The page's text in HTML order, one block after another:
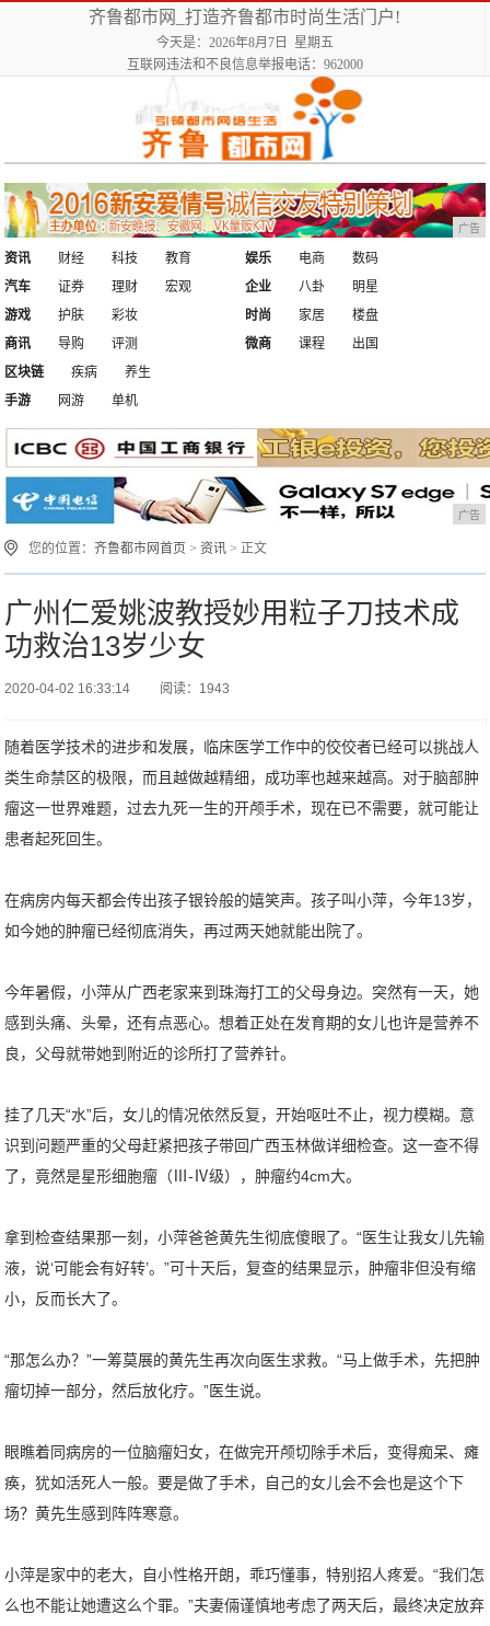
齐鲁都市网_打造齐鲁都市时尚生活门户!
今天是：2026年8月7日 星期五
互联网违法和不良信息举报电话：962000
广告
资讯 财经 科技
教育
汽车
证券 理财 宏观
娱乐 电商
数码
企业
八卦
明星
游戏
护肤
彩妆
商讯
导购 评测
时尚 家居
楼盘
微商
课程
出国
区块链
疾病
养生
手游
网游 单机
广告
您的位置：齐鲁都市网首页 >资讯 > 正文
广州仁爱姚波教授妙用粒子刀技术成
功救治13岁少女
2020-04-02 16:33:14 阅读：1943
随着医学技术的进步和发展，临床医学工作中的佼佼者已经可以挑战人
类生命禁区的极限，而且越做越精细，成功率也越来越高。对于脑部肿
瘤这一世界难题，过去九死一生的开颅手术，现在已不需要，就可能让
患者起死回生。
在病房内每天都会传出孩子银铃般的嬉笑声。孩子叫小萍，今年13岁，
如今她的肿瘤已经彻底消失，再过两天她就能出院了。
今年暑假，小萍从广西老家来到珠海打工的父母身边。突然有一天，她
感到头痛、头晕，还有点恶心。想着正处在发育期的女儿也许是营养不
良，父母就带她到附近的诊所打了营养针。
挂了几天“水”后，女儿的情况依然反复，开始呕吐不止，视力模糊。意
识到问题严重的父母赶紧把孩子带回广西玉林做详细检查。这一查不得
了，竟然是星形细胞瘤（Ⅲ-Ⅳ级），肿瘤约4cm大。
拿到检查结果那一刻，小萍爸爸黄先生彻底傻眼了。“医生让我女儿先输
液，说‘可能会有好转’。”可十天后，复查的结果显示，肿瘤非但没有缩
小，反而长大了。
“那怎么办？”一筹莫展的黄先生再次向医生求救。“马上做手术，先把肿
瘤切掉一部分，然后放化疗。”医生说。
眼瞧着同病房的一位脑瘤妇女，在做完开颅切除手术后，变得痴呆、瘫
痪，犹如活死人一般。要是做了手术，自己的女儿会不会也是这个下
场？黄先生感到阵阵寒意。
小萍是家中的老大，自小性格开朗，乖巧懂事，特别招人疼爱。“我们怎
么也不能让她遭这么个罪。”夫妻倆谨慎地考虑了两天后，最终决定放弃